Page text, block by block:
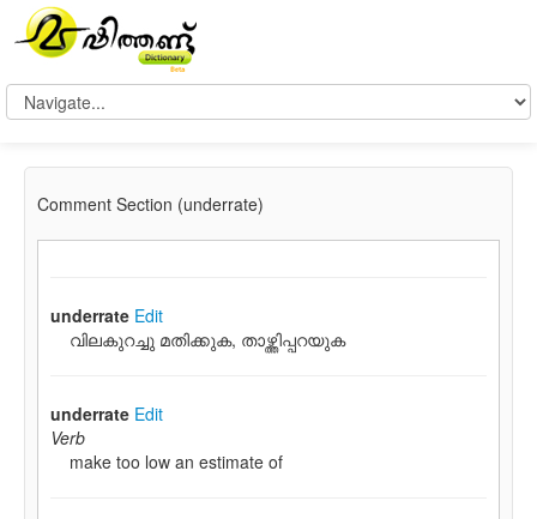
Comment Section (underrate)
underrate Edit
വിലകുറച്ചു മതിക്കുക, താഴ്ത്തിപ്പറയുക
underrate Edit
Verb
make too low an estimate of